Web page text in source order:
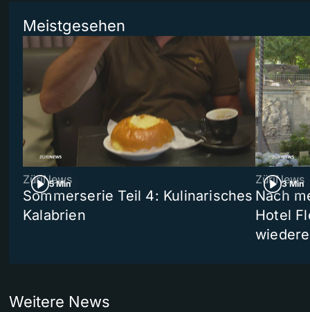
Meistgesehen
5 Min
ZüriNews
Sommerserie Teil 4: Kulinarisches
Kalabrien
3 Min
ZüriNews
Nach
Hotel
Weitere News